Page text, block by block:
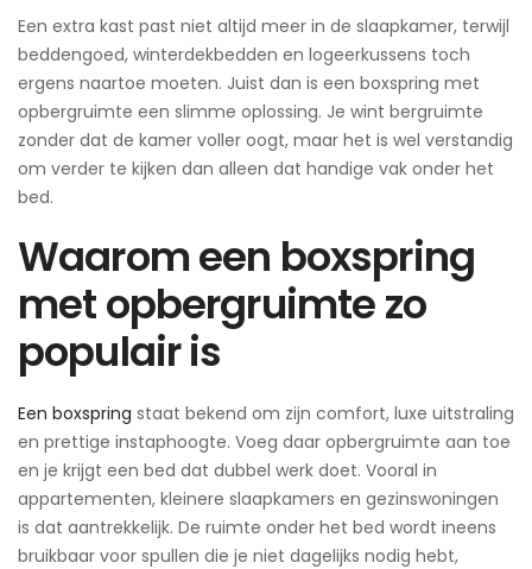
Een extra kast past niet altijd meer in de slaapkamer, terwijl
beddengoed, winterdekbedden en logeerkussens toch
ergens naartoe moeten. Juist dan is een boxspring met
opbergruimte een slimme oplossing. Je wint bergruimte
zonder dat de kamer voller oogt, maar het is wel verstandig
om verder te kijken dan alleen dat handige vak onder het
bed.
Waarom een boxspring
met opbergruimte zo
populair is
Een boxspring staat bekend om zijn comfort, luxe uitstraling
en prettige instaphoogte. Voeg daar opbergruimte aan toe
en je krijgt een bed dat dubbel werk doet. Vooral in
appartementen, kleinere slaapkamers en gezinswoningen
is dat aantrekkelijk. De ruimte onder het bed wordt ineens
bruikbaar voor spullen die je niet dagelijks nodig hebt,